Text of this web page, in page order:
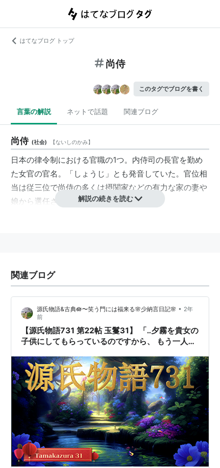
はてなブログ トップ
尚侍
このタグでブログを書く
言葉の解説 ネットで話題 関連ブログ
尚侍 (社会) 【ないしのかみ】
日本の律令制における官職の1つ。内侍司の長官を勤め
た女官の官名。「しょうじ」とも発音していた。官位相
当は従三位で尚侍の多くは摂関家などの有力な家の妻や
娘から選任された。解説の続きを読む
関連ブログ
源氏物語&古典🪷〜笑う門には福来る🌸少納言日記🌸 • 2年
前
【源氏物語731 第22帖 玉鬘31】 「‥夕霧を貴女の
子供にしてもらっているのですから、 もう一人あ
い。」花散里に玉鬘の姫君の母代わりを頼む源
氏。